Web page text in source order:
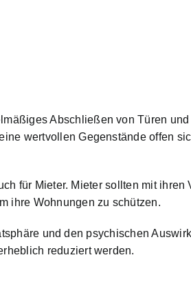
Abschließen von Türen
wertvollen Gegenstände offen
für Mieter. Mieter sollten mit ihren
ihre Wohnungen zu schützen.
und den psychischen
reduziert werden.